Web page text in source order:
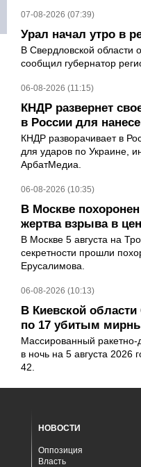
07-08-2026 (07:39)
Урал начал утро в
В Свердловской области
сообщил губернатор
06-08-2026 (11:15)
КНДР развернет
в России для
КНДР разворачивает в
для ударов по Украине,
АрбатМедиа.
06-08-2026 (10:35)
В Москве
жертва взрыва в
В Москве 5 августа на
секретности прошли
Ерусалимова.
06-08-2026 (10:13)
В Киевской
по 17 убитым
Массированный ракетно-
в ночь на 5 августа 2026
42.
НОВОСТИ
Оппозиция
Власть